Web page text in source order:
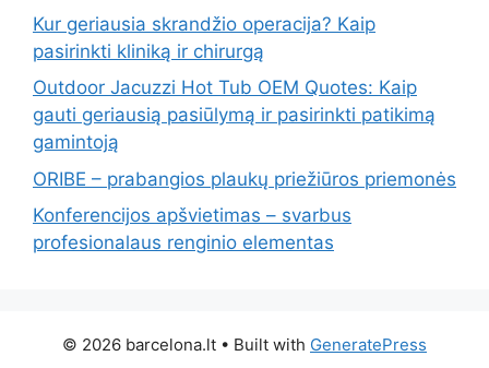
Kur geriausia skrandžio operacija? Kaip
pasirinkti kliniką ir chirurgą
Outdoor Jacuzzi Hot Tub OEM Quotes: Kaip
gauti geriausią pasiūlymą ir pasirinkti patikimą
gamintoją
ORIBE – prabangios plaukų priežiūros priemonės
Konferencijos apšvietimas – svarbus
profesionalaus renginio elementas
© 2026 barcelona.lt • Built with GeneratePress